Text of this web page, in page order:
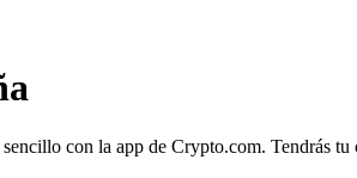
con la app de Crypto.com. Tendrás